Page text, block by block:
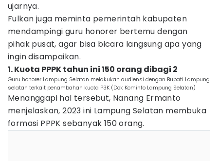
ujarnya.
Fulkan juga meminta pemerintah kabupaten
mendampingi guru honorer bertemu dengan
pihak pusat, agar bisa bicara langsung apa yang
ingin disampaikan.
1. Kuota PPPK tahun ini 150 orang dibagi 2
Guru honorer Lampung Selatan melakukan audiensi dengan Bupati Lampung
selatan terkait penambahan kuota P3K (Dok Kominfo Lampung Selatan)
Menanggapi hal tersebut, Nanang Ermanto
menjelaskan, 2023 ini Lampung Selatan membuka
formasi PPPK sebanyak 150 orang.